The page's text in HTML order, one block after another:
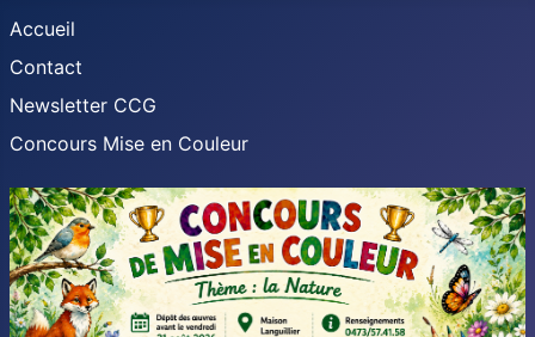
Accueil
Contact
Newsletter CCG
Concours Mise en Couleur